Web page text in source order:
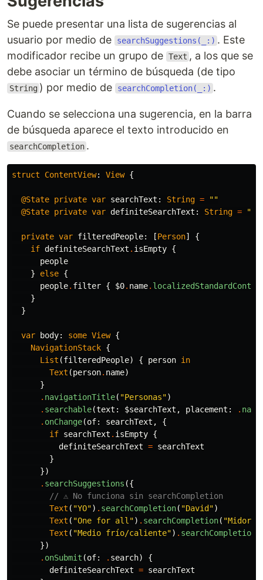
Se puede presentar una lista de sugerencias al
usuario por medio de
searchSuggestions(_:) . Este
modificador recibe un grupo de Text , a los que se
debe asociar un término de búsqueda (de tipo
String ) por medio de searchCompletion(_:) .
Cuando se selecciona una sugerencia, en la barra
de búsqueda aparece el texto introducido en
searchCompletion .
struct ContentView: View {
@State private var searchText : String =
""
@State private var definiteSearchText : String = ""
private var filteredPeople: [Person]
{
if definiteSearchText . isEmpty {
people
}
else {
people. filter { $0. name.
}
}
var body: some View {
NavigationStack {
List (filteredPeople) { person in
Text (person. name)
}
. navigationTitle( "Personas")
. searchable(text : $searchText , placement : .
. onChange(of: searchText ,
{
if searchText . isEmpty {
definiteSearchText = searchText
}
})
. searchSuggestions ({
// ⚠️ No funciona sin searchCompletion
Text ( "YO") . searchCompletion( "David")
Text ( "One for all") . searchCompletion(
Text ( "Medio frío/caliente") . searchCompletion
})
. onSubmit (of: . search)
{
definiteSearchText = searchText